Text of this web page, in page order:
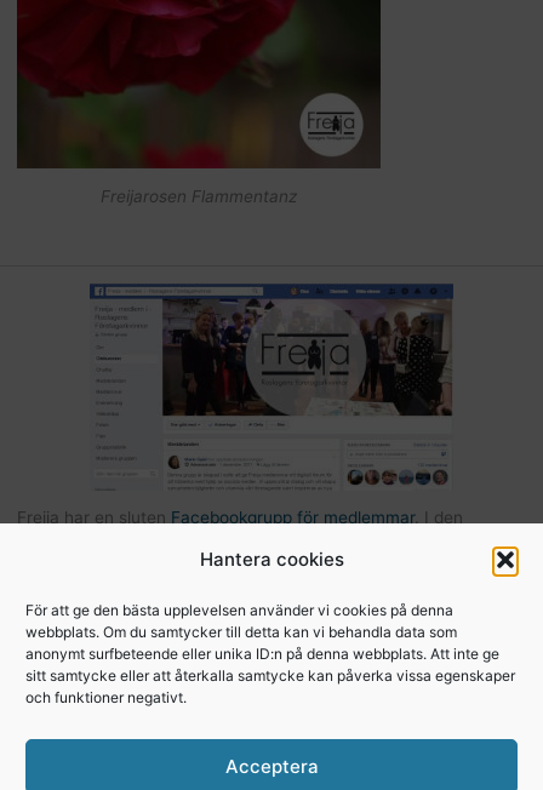
Hantera cookies
För att ge den bästa upplevelsen använder vi cookies på denna
webbplats. Om du samtycker till detta kan vi behandla data som
anonymt surfbeteende eller unika ID:n på denna webbplats. Att inte ge
sitt samtycke eller att återkalla samtycke kan påverka vissa egenskaper
och funktioner negativt.
Acceptera
Freijarosen Flammentanz
Freija har en sluten Facebookgrupp för medlemmar. I den
gruppen kan du som är medlem kommunicera med andra Freijor,
ställa frågor, tipsa varandra etc… Här hittar du också bilder och
filer från Freijaträffar. Om du är Freija och finns på Facebook –
begär att få bli medlem.
Copyright © 2026, Freija - Roslagens